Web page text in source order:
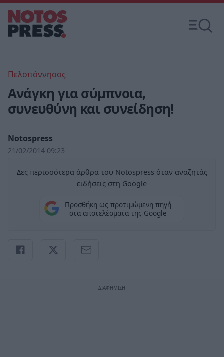
Πελοπόννησος
Ανάγκη για σύμπνοια,
συνευθύνη και συνείδηση!
Notospress
21/02/2014 09:23
Δες περισσότερα άρθρα του Notospress όταν αναζητάς
ειδήσεις στη Google
Προσθήκη ως προτιμώμενη πηγή
στα αποτελέσματα της Google